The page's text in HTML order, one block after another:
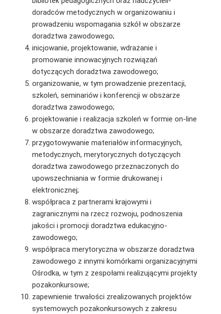
doradców metodycznych w organizowaniu i
prowadzeniu wspomagania szkół w obszarze
doradztwa zawodowego;
inicjowanie, projektowanie, wdrażanie i
promowanie innowacyjnych rozwiązań
dotyczących doradztwa zawodowego;
organizowanie, w tym prowadzenie prezentacji,
szkoleń, seminariów i konferencji w obszarze
doradztwa zawodowego;
projektowanie i realizacja szkoleń w formie on-line
w obszarze doradztwa zawodowego;
przygotowywanie materiałów informacyjnych,
metodycznych, merytorycznych dotyczących
doradztwa zawodowego przeznaczonych do
upowszechniania w formie drukowanej i
elektronicznej;
współpraca z partnerami krajowymi i
zagranicznymi na rzecz rozwoju, podnoszenia
jakości i promocji doradztwa edukacyjno-
zawodowego;
współpraca merytoryczna w obszarze doradztwa
zawodowego z innymi komórkami organizacyjnymi
Ośrodka, w tym z zespołami realizującymi projekty
pozakonkursowe;
zapewnienie trwałości zrealizowanych projektów
systemowych pozakonkursowych z zakresu